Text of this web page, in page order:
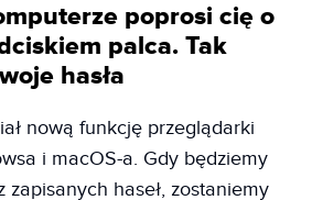
poprosi cię o
palca. Tak
hasła
nową funkcję przeglądarki
i macOS-a. Gdy będziemy
zapisanych haseł, zostaniemy